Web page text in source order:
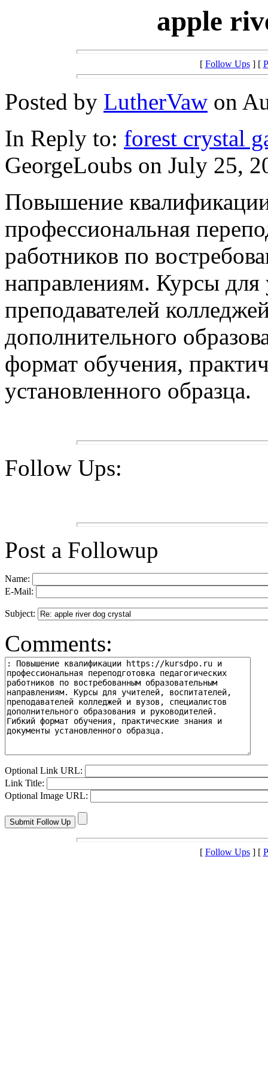
apple
[ Follow Ups] [
Posted by LutherVaw on
In Reply to: forest crystal
GeorgeLoubs on July 25,
Повышение
профессиональная
работников по
направлениям. Курсы для
преподавателей
дополнительного
формат обучения,
установленного образца.
Follow Ups:
Post a Followup
Name:
E-Mail:
Subject:
Comments:
Optional Link URL:
Link Title:
Optional Image URL:
[ Follow Ups] [